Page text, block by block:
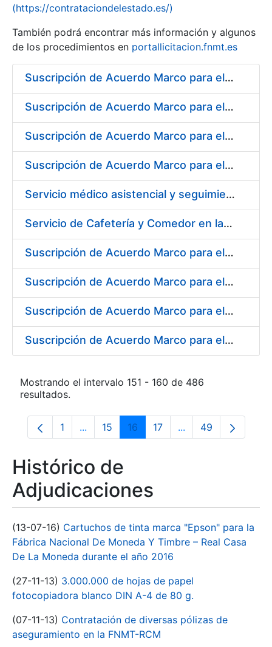
(https://contrataciondelestado.es/)
También podrá encontrar más información y algunos
de los procedimientos en portallicitacion.fnmt.es
Suscripción de Acuerdo Marco para el Suministro de Acero para la fabricación de puntas para troqueles, punzones y matrices
Suscripción de Acuerdo Marco para el Suministro de Rodamientos y material de Transmisión para la Fábrica de Papel de Seguridad de la FNMT-RCM en Burgos
Suscripción de Acuerdo Marco para el Suministro de Material de Ferretería para la Fábrica de Papel de Seguridad de la FNMT-RCM en Burgos
Suscripción de Acuerdo Marco para el Suministro de Material de Electricidad para la Fábrica de Papel de Seguridad de la FNMT-RCM en Burgos
Servicio médico asistencial y seguimiento del absentismo laboral para la FNMT-RCM en su sede de Burgos
Servicio de Cafetería y Comedor en la Sede Central de la Fábrica Nacional de Moneda y Timbre-Real Casa de la Moneda en Madrid
Suscripción de Acuerdo Marco para el Suministro de Herramienta y Materiales Específicos para Mecanizado
Suscripción de Acuerdo Marco para el Suministro de Material de Electricidad
Suscripción de Acuerdo Marco para el Suministro de Repuestos Específicos de Maquinaria
Suscripción de Acuerdo Marco para el Suministro de Material de Transmisiones de Potencia, Rodamientos, Estanqueidad e Hidráulica
Mostrando el intervalo 151 - 160 de 486
resultados.
Página
1 ...Páginas intermedias Use TAB para
Página
15 Página
16 Página
17 ...PáginasPágina
49
Histórico de
Adjudicaciones
(13-07-16) Cartuchos de tinta marca "Epson" para la
Fábrica Nacional De Moneda Y Timbre – Real Casa
De La Moneda durante el año 2016
(27-11-13) 3.000.000 de hojas de papel
fotocopiadora blanco DIN A-4 de 80 g.
(07-11-13) Contratación de diversas pólizas de
aseguramiento en la FNMT-RCM